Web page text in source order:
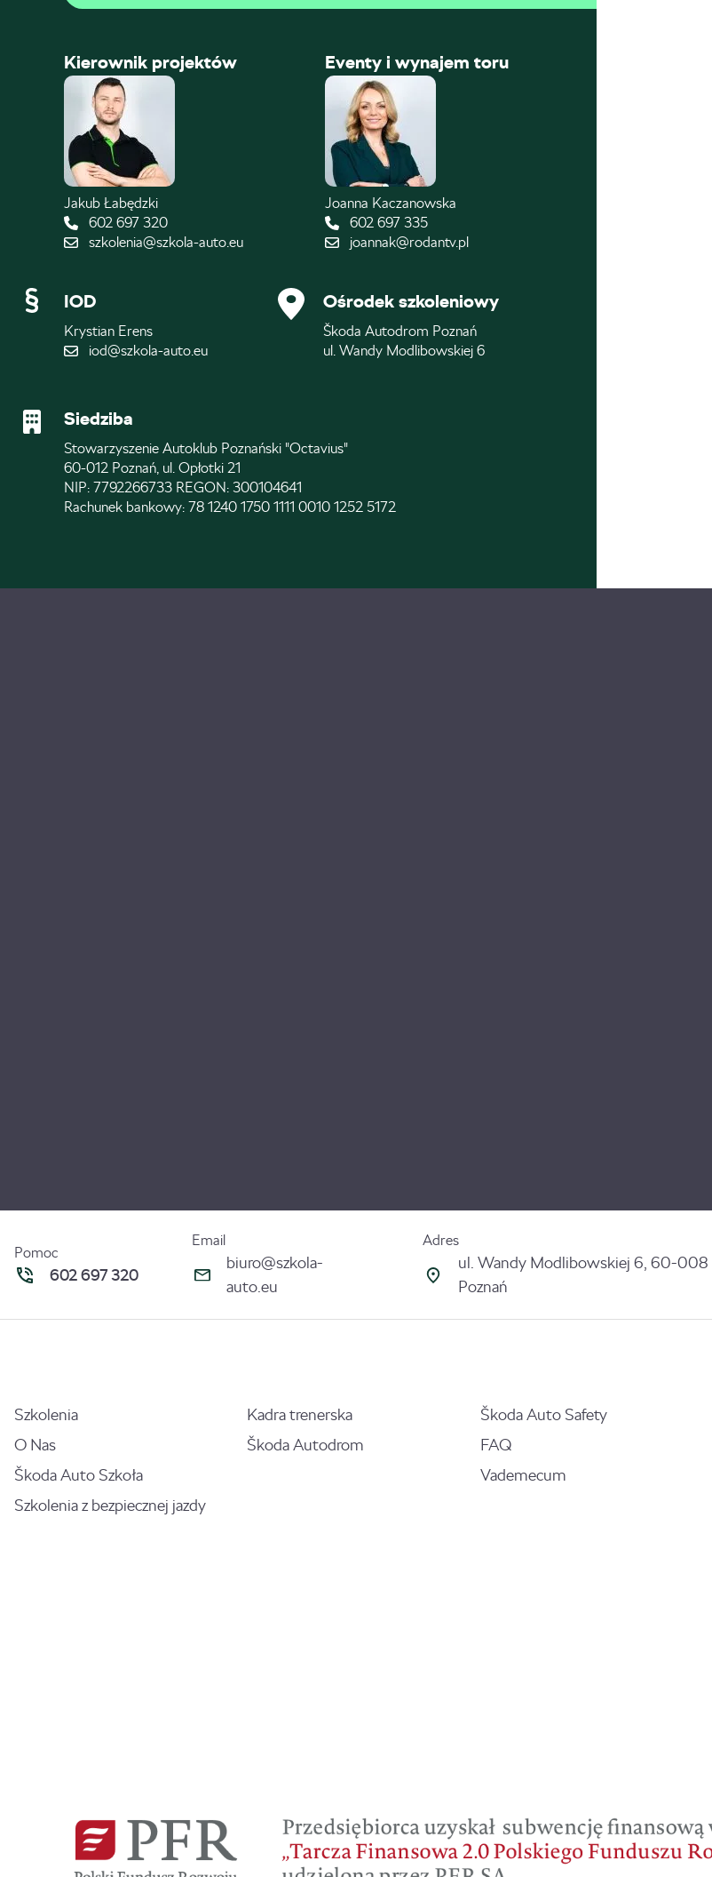
Kierownik projektów
Jakub Łabędzki
602 697 320
szkolenia@szkola-auto.eu
Eventy i wynajem toru
Joanna Kaczanowska
602 697 335
joannak@rodantv.pl
IOD
Krystian Erens
iod@szkola-auto.eu
Ośrodek szkoleniowy
Škoda Autodrom Poznań
ul. Wandy Modlibowskiej 6
Siedziba
Stowarzyszenie Autoklub Poznański "Octavius"
60-012 Poznań, ul. Opłotki 21
NIP: 7792266733 REGON: 300104641
Rachunek bankowy: 78 1240 1750 1111 0010 1252 5172
Pomoc
602 697 320
Email
biuro@szkola-
auto.eu
Adres
ul. Wandy Modlibowskiej 6, 60-008
Poznań
Szkolenia
O Nas
Škoda Auto Szkoła
Szkolenia z bezpiecznej jazdy
Kadra trenerska
Škoda Autodrom
Škoda Auto Safety
FAQ
Vademecum